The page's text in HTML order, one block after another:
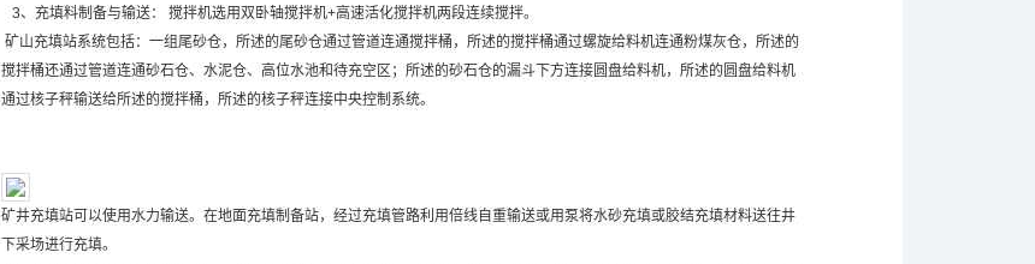
3、充填料制备与输送： 搅拌机选用双卧轴搅拌机+高速活化搅拌机两段连续搅拌。
矿山充填站系统包括：一组尾砂仓，所述的尾砂仓通过管道连通搅拌桶，所述的搅拌桶通过螺旋给料机连通粉煤灰仓，所述的
搅拌桶还通过管道连通砂石仓、水泥仓、高位水池和待充空区；所述的砂石仓的漏斗下方连接圆盘给料机，所述的圆盘给料机
通过核子秤输送给所述的搅拌桶，所述的核子秤连接中央控制系统。
矿井充填站可以使用水力输送。在地面充填制备站，经过充填管路利用倍线自重输送或用泵将水砂充填或胶结充填材料送往井
下采场进行充填。